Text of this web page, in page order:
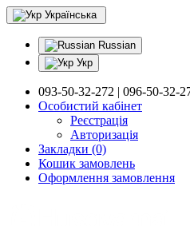
Українська
Russian
Укр
093-50-32-272 | 096-50-32-
Особистий кабінет
Реєстрація
Авторизація
Закладки (0)
Кошик замовлень
Оформлення замовлення